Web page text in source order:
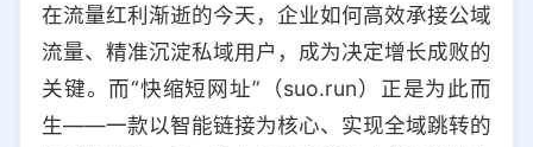
在流量红利渐逝的今天，企业如何高效承接公域
流量、精准沉淀私域用户，成为决定增长成败的
关键。而“快缩短网址”（suo.run）正是为此而
生——一款以智能链接为核心、实现全域跳转的